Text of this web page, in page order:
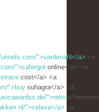
">vardenafil</a> <a
">cafergot online</a> <a
cost</a> <a
">buy suhagra</a> <a
">retin a
">celexa</a> <a